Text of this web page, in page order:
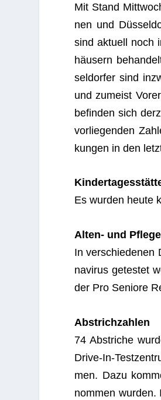
Mit Stand
nen und
sind aktu­ell noch
häu­sern
sel­dor­fer sind
und zumeist
befin­den sich
vor­lie­gen­den
kun­gen in den
Es wur­den heute
Alten- und
In ver­schie­de­nen
na­vi­rus getes­tet
der Pro Seniore
Abstrich­zah­len
74 Abstri­che
Drive-In-
men. Dazu
nom­men wur­den.